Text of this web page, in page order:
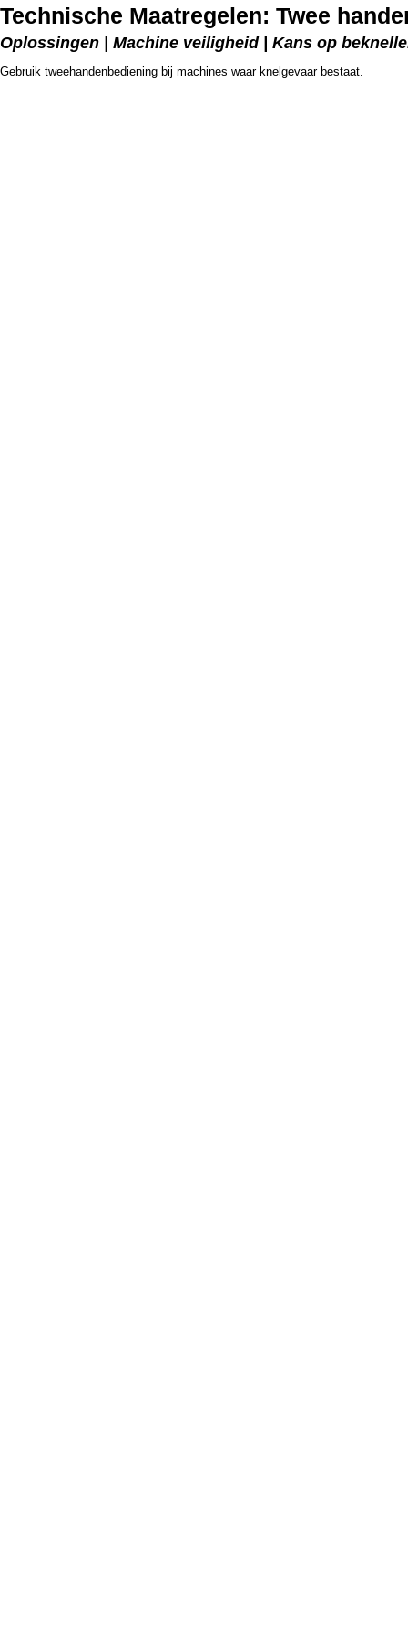
Technische Maatregelen: Twee
Oplossingen | Machine veiligheid | Kans op
Gebruik tweehandenbediening bij machines waar knelgevaar bestaat.